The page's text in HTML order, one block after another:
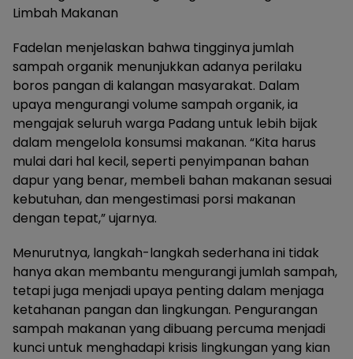
Limbah Makanan
Fadelan menjelaskan bahwa tingginya jumlah
sampah organik menunjukkan adanya perilaku
boros pangan di kalangan masyarakat. Dalam
upaya mengurangi volume sampah organik, ia
mengajak seluruh warga Padang untuk lebih bijak
dalam mengelola konsumsi makanan. “Kita harus
mulai dari hal kecil, seperti penyimpanan bahan
dapur yang benar, membeli bahan makanan sesuai
kebutuhan, dan mengestimasi porsi makanan
dengan tepat,” ujarnya.
Menurutnya, langkah-langkah sederhana ini tidak
hanya akan membantu mengurangi jumlah sampah,
tetapi juga menjadi upaya penting dalam menjaga
ketahanan pangan dan lingkungan. Pengurangan
sampah makanan yang dibuang percuma menjadi
kunci untuk menghadapi krisis lingkungan yang kian